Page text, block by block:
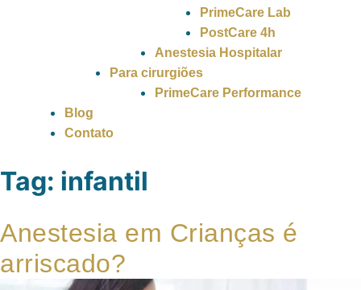
PrimeCare Lab
PostCare 4h
Anestesia Hospitalar
Para cirurgiões
PrimeCare Performance
Blog
Contato
Tag: infantil
Anestesia em Crianças é
arriscado?